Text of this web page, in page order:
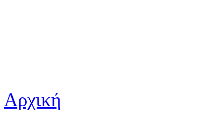
Είστε εδώ
Αρχική